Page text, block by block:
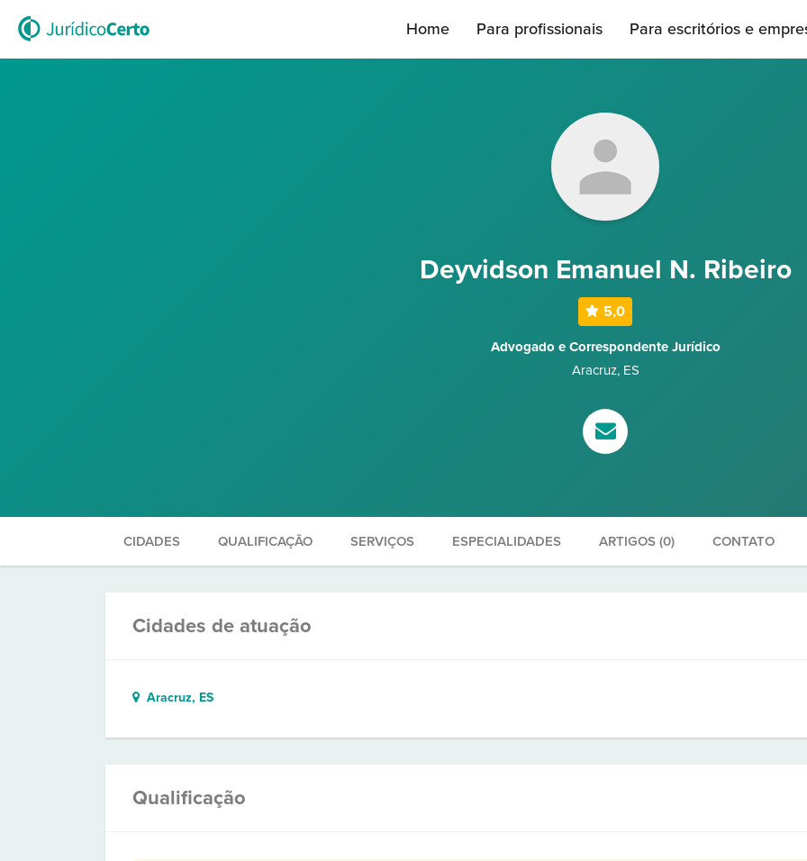
Home Para profissionais Para escritórios e
Deyvidson Emanuel N. Ribeiro
5,0
Advogado e Correspondente Jurídico
Aracruz, ES
CIDADES QUALIFICAÇÃO SERVIÇOS ESPECIALIDADES ARTIGOS (0) CONTATO
Cidades de atuação
Aracruz, ES
Qualificação